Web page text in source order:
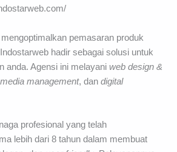
pemasaran produk
hadir sebagai solusi untuk
anda. Agensi ini melayaniweb design &
management, dandigital
profesional yang telah
lebih dari 8 tahun dalam membuat